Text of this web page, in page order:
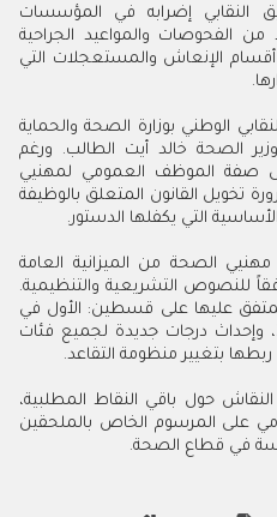
إضرابه في المؤسسات
من الفحوصات والمواعيد الجراحية
أقسام الإنعاش والمستعجلات التي
الوطني بوزارة الصحة والحماية
الصحة خالد أيت الطالب. ورغم
صفة الموظف العمومي لمهنيي
تخويل القانون المتعلق بالوظيفة
التي يكفلها الدستور.
مهنيي الصحة من الميزانية العامة
للنصوص التشريعية والتنظيمية.
عليها على قسطين: الأول في
يوليو 2024 والثاني في يوليو 2025، وإحداث درجات جديدة لجميع فئات
حول باقي النقاط المطلبية،
على المرسوم الخاص بالملحقين
في قطاع الصحة.